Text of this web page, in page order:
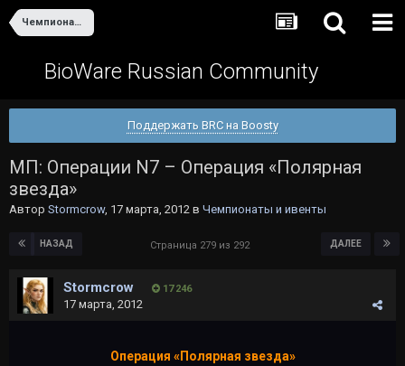
Чемпионаты и ивенты
BioWare Russian Community
Поддержать BRC на Boosty
МП: Операции N7 – Операция «Полярная
звезда»
Автор Stormcrow, 17 марта, 2012 в Чемпионаты и ивенты
НАЗАД ДАЛЕЕ
Страница 279 из 292
Stormcrow 17 246
17 марта, 2012
Операция «Полярная звезда»